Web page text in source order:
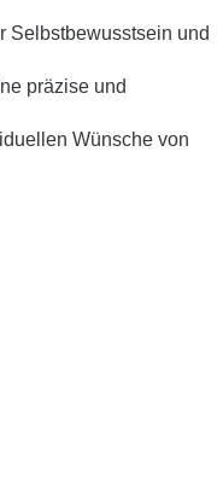
Selbstbewusstsein und
präzise und
Wünsche von